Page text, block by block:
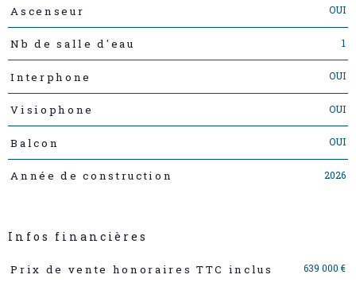
Ascenseur OUI
Nb de salle d'eau 1
Interphone OUI
Visiophone OUI
Balcon OUI
Année de construction 2026
Infos financières
Caractéristiques Valeurs
Prix de vente honoraires TTC inclus 639 000 €